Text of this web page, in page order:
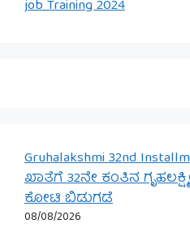
job Training 2024
Gruhalakshmi 32nd
ಖಾತೆಗೆ 32ನೇ ಕಂತಿನ
ಕೋಟಿ ಬಿಡುಗಡೆ
08/08/2026